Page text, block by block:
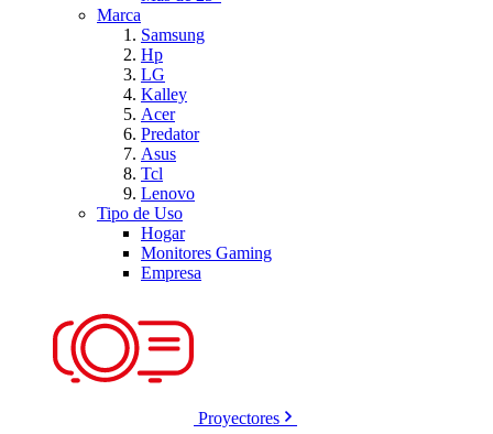
Marca
Samsung
Hp
LG
Kalley
Acer
Predator
Asus
Tcl
Lenovo
Tipo de Uso
Hogar
Monitores Gaming
Empresa
Proyectores